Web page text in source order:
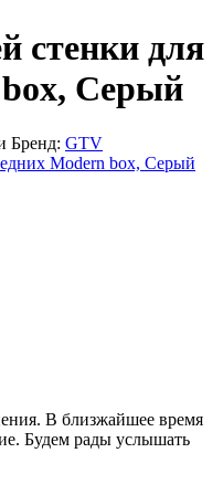
стенки для
Серый
Бренд: GTV
В близжайшее время
Будем рады услышать